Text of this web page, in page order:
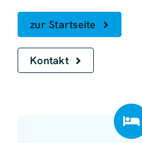
zur Startseite
Kontakt